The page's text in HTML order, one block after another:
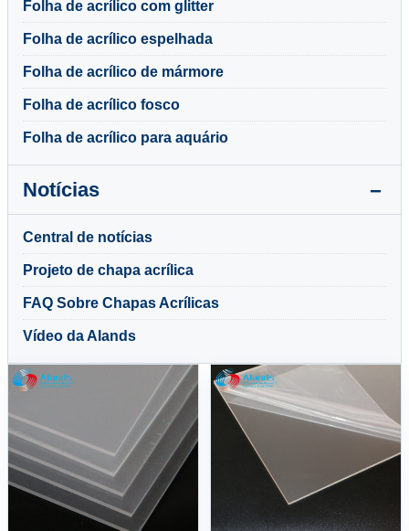
Folha de acrílico com glitter
Folha de acrílico espelhada
Folha de acrílico de mármore
Folha de acrílico fosco
Folha de acrílico para aquário
Notícias
Central de notícias
Projeto de chapa acrílica
FAQ Sobre Chapas Acrílicas
Vídeo da Alands